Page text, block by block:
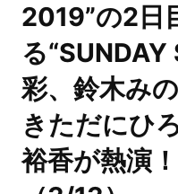
2019”の2日
る“SUNDAY
彩、鈴木み
きただにひ
裕香が熱演